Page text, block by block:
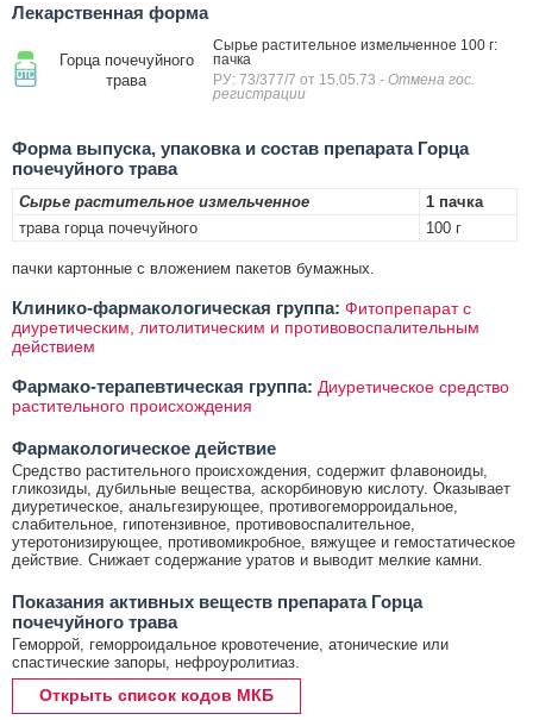
Лекарственная форма
Горца почечуйного
трава
Сырье растительное измельченное 100 г:
пачка
РУ: 73/377/7 от 15.05.73 - Отмена гос.
регистрации
Форма выпуска, упаковка и состав препарата Горца
почечуйного трава
Сырье растительное измельченное
1 пачка
трава горца почечуйного
100 г
пачки картонные с вложением пакетов бумажных.
Клинико-фармакологическая группа: Фитопрепарат с
диуретическим, литолитическим и противовоспалительным
действием
Фармако-терапевтическая группа: Диуретическое средство
растительного происхождения
Фармакологическое действие
Средство растительного происхождения, содержит флавоноиды,
гликозиды, дубильные вещества, аскорбиновую кислоту. Оказывает
диуретическое, анальгезирующее, противогеморроидальное,
слабительное, гипотензивное, противовоспалительное,
утеротонизирующее, противомикробное, вяжущее и гемостатическое
действие. Снижает содержание уратов и выводит мелкие камни.
Показания активных веществ препарата Горца
почечуйного трава
Геморрой, геморроидальное кровотечение, атонические или
спастические запоры, нефроуролитиаз.
Открыть список кодов МКБ